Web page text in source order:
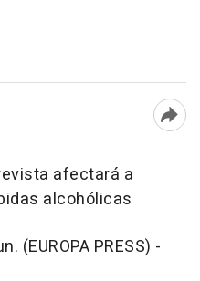
afectará a
alcohólicas
(EUROPA PRESS) -